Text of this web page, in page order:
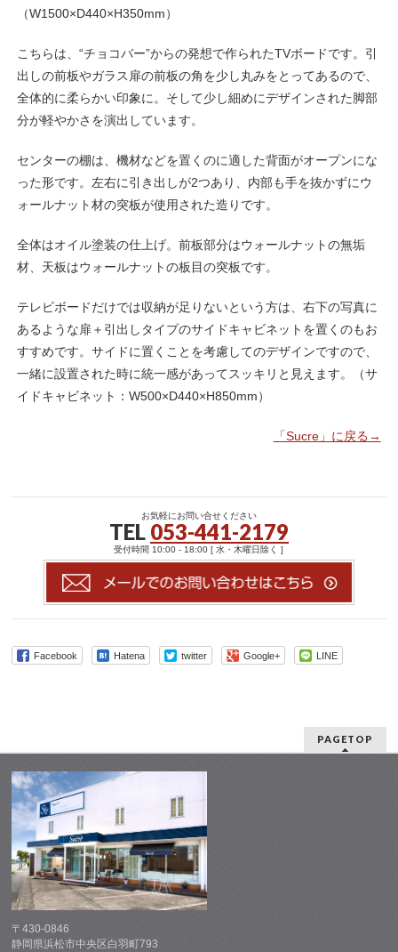
（W1500×D440×H350mm）
こちらは、“チョコバー”からの発想で作られたTVボードです。引
出しの前板やガラス扉の前板の角を少し丸みをとってあるので、
全体的に柔らかい印象に。そして少し細めにデザインされた脚部
分が軽やかさを演出しています。
センターの棚は、機材などを置くのに適した背面がオープンにな
った形です。左右に引き出しが2つあり、内部も手を抜かずにウ
ォールナット材の突板が使用された造りです。
全体はオイル塗装の仕上げ。前板部分はウォールナットの無垢
材、天板はウォールナットの板目の突板です。
テレビボードだけでは収納が足りないという方は、右下の写真に
あるような扉＋引出しタイプのサイドキャビネットを置くのもお
すすめです。サイドに置くことを考慮してのデザインですので、
一緒に設置された時に統一感があってスッキリと見えます。（サ
イドキャビネット：W500×D440×H850mm）
「Sucre」に戻る→
お気軽にお問い合せください
TEL 053-441-2179
受付時間 10:00 - 18:00 [ 水・木曜日除く ]
Facebook Hatena twitter Google+ LINE
PAGETOP
〒430-0846
静岡県浜松市中央区白羽町793